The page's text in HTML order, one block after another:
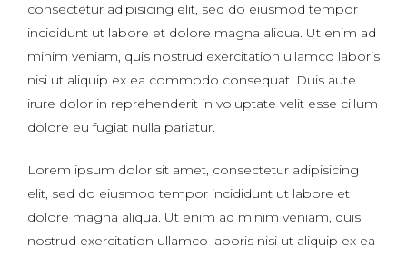
consectetur adipisicing elit, sed do eiusmod tempor
incididunt ut labore et dolore magna aliqua. Ut enim ad
minim veniam, quis nostrud exercitation ullamco laboris
nisi ut aliquip ex ea commodo consequat. Duis aute
irure dolor in reprehenderit in voluptate velit esse cillum
dolore eu fugiat nulla pariatur.
Lorem ipsum dolor sit amet, consectetur adipisicing
elit, sed do eiusmod tempor incididunt ut labore et
dolore magna aliqua. Ut enim ad minim veniam, quis
nostrud exercitation ullamco laboris nisi ut aliquip ex ea